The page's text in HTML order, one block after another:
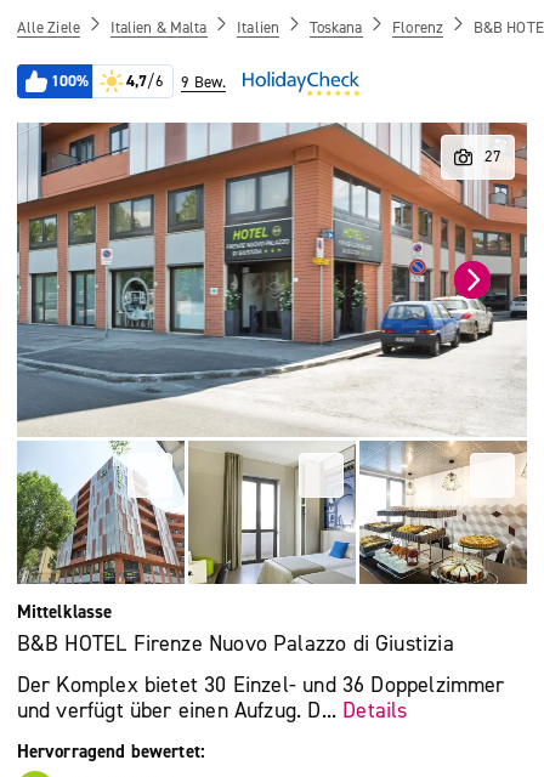
Alle Ziele Italien & Malta Italien Toskana Florenz B&B
100% 4,7/6 9 Bew.
Mittelklasse
B&B HOTEL Firenze Nuovo Palazzo di Giustizia
Der Komplex bietet 30 Einzel- und 36 Doppelzimmer
und verfügt über einen Aufzug. D... Details
Hervorragend bewertet: